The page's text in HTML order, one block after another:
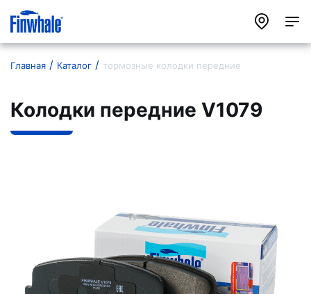
Главная Каталог тормозные колодки передние
Колодки передние V1079